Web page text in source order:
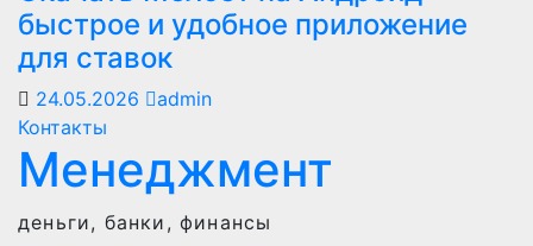
быстрое и удобное приложение
для ставок
24.05.2026
admin
Контакты
Менеджмент
деньги, банки, финансы